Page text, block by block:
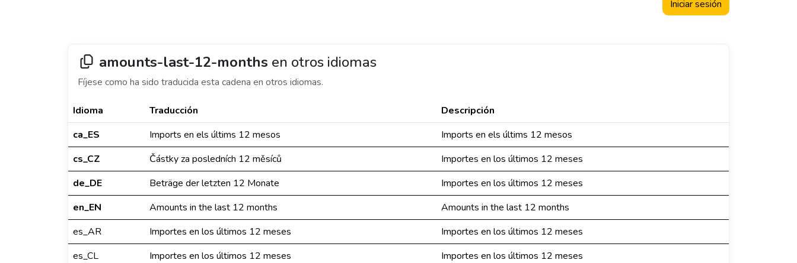
Iniciar sesión
amounts-last-12-months en otros idiomas
Fíjese como ha sido traducida esta cadena en otros idiomas.
Idioma Traducción
Descripción
ca_ES
Imports en els últims 12 mesos
Imports en els últims 12 mesos
cs_CZ
Částky za posledních 12 měsíců
Importes en los últimos 12 meses
de_DE
Beträge der letzten 12 Monate
Importes en los últimos 12 meses
en_EN
Amounts in the last 12 months
Amounts in the last 12 months
es_AR
Importes en los últimos 12 meses
Importes en los últimos 12 meses
es_CL
Importes en los últimos 12 meses
Importes en los últimos 12 meses